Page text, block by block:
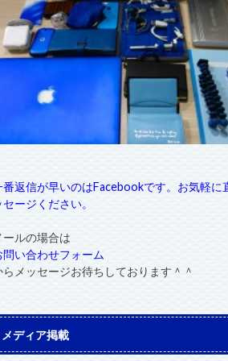
番返信が早いのはFacebookです。お気軽に
セージください。
ールの場合は
問い合わせフォーム
らメッセージお待ちしております＾＾
メディア掲載